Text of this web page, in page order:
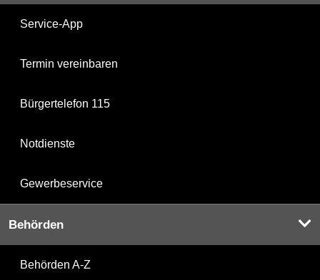
Service-App
Termin vereinbaren
Bürgertelefon 115
Notdienste
Gewerbeservice
Behörden
Behörden A-Z